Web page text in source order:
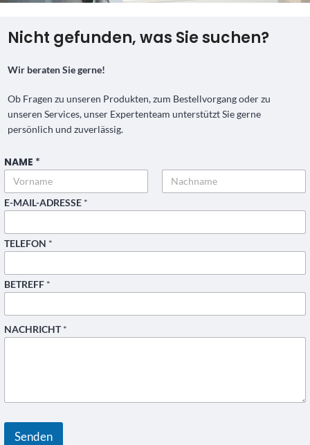
Nicht gefunden, was Sie suchen?
Wir beraten Sie gerne!
Ob Fragen zu unseren Produkten, zum Bestellvorgang oder zu
unseren Services, unser Expertenteam unterstützt Sie gerne
persönlich und zuverlässig.
NAME *
Vorname
E-MAIL-ADRESSE *
TELEFON *
BETREFF *
*
N
NACHRICHT*
Senden